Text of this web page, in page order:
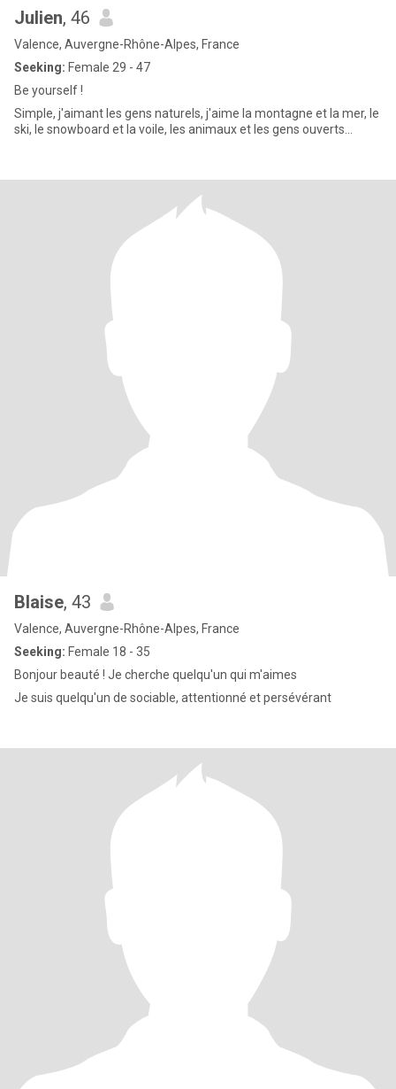
Julien, 46
Valence, Auvergne-Rhône-Alpes, France
Seeking: Female 29 - 47
Be yourself !
Simple, j'aimant les gens naturels, j'aime la montagne et la mer, le
ski, le snowboard et la voile, les animaux et les gens ouverts...
Blaise, 43
Valence, Auvergne-Rhône-Alpes, France
Seeking: Female 18 - 35
Bonjour beauté ! Je cherche quelqu'un qui m'aimes
Je suis quelqu'un de sociable, attentionné et persévérant